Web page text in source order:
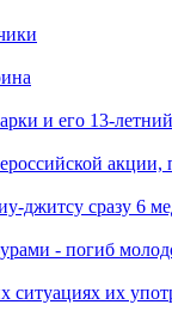
и его 13-
джитсу сразу 6
- погиб
их